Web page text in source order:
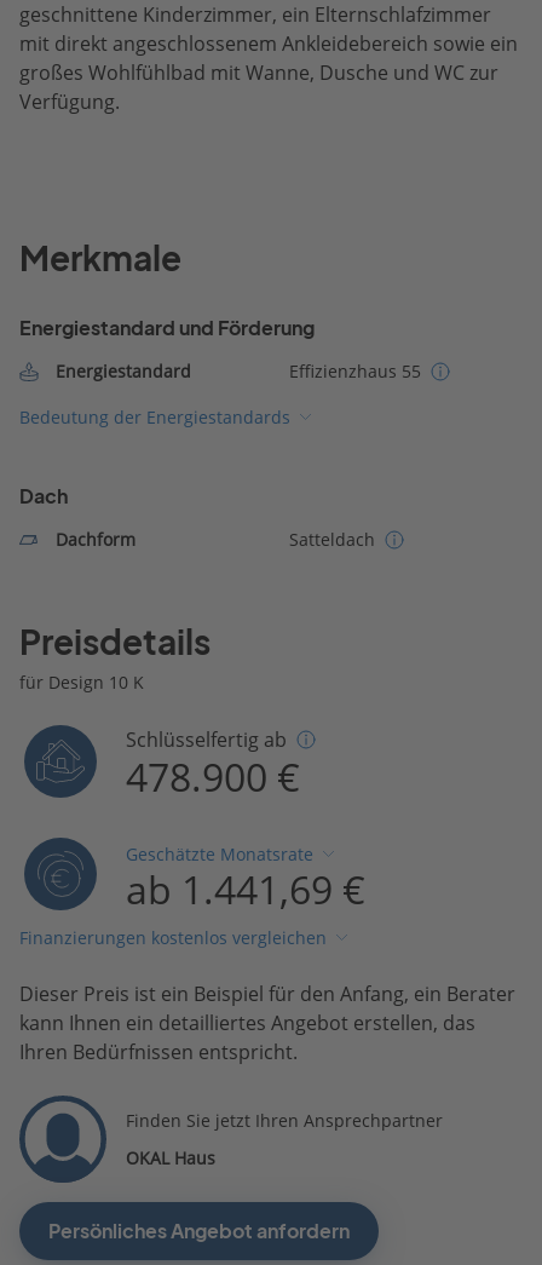
geschnittene Kinderzimmer, ein Elternschlafzimmer
mit direkt angeschlossenem Ankleidebereich sowie ein
großes Wohlfühlbad mit Wanne, Dusche und WC zur
Verfügung.
Merkmale
Energiestandard und Förderung
Energiestandard
Effizienzhaus 55
Bedeutung der Energiestandards
Dach
Dachform Satteldach
Preisdetails
für Design 10 K
Schlüsselfertig ab
478.900 €
Geschätzte Monatsrate
ab 1.441,69 €
Finanzierungen kostenlos vergleichen
Dieser Preis ist ein Beispiel für den Anfang, ein Berater
kann Ihnen ein detailliertes Angebot erstellen, das
Ihren Bedürfnissen entspricht.
Finden Sie jetzt Ihren Ansprechpartner
OKAL Haus
Persönliches Angebot anfordern